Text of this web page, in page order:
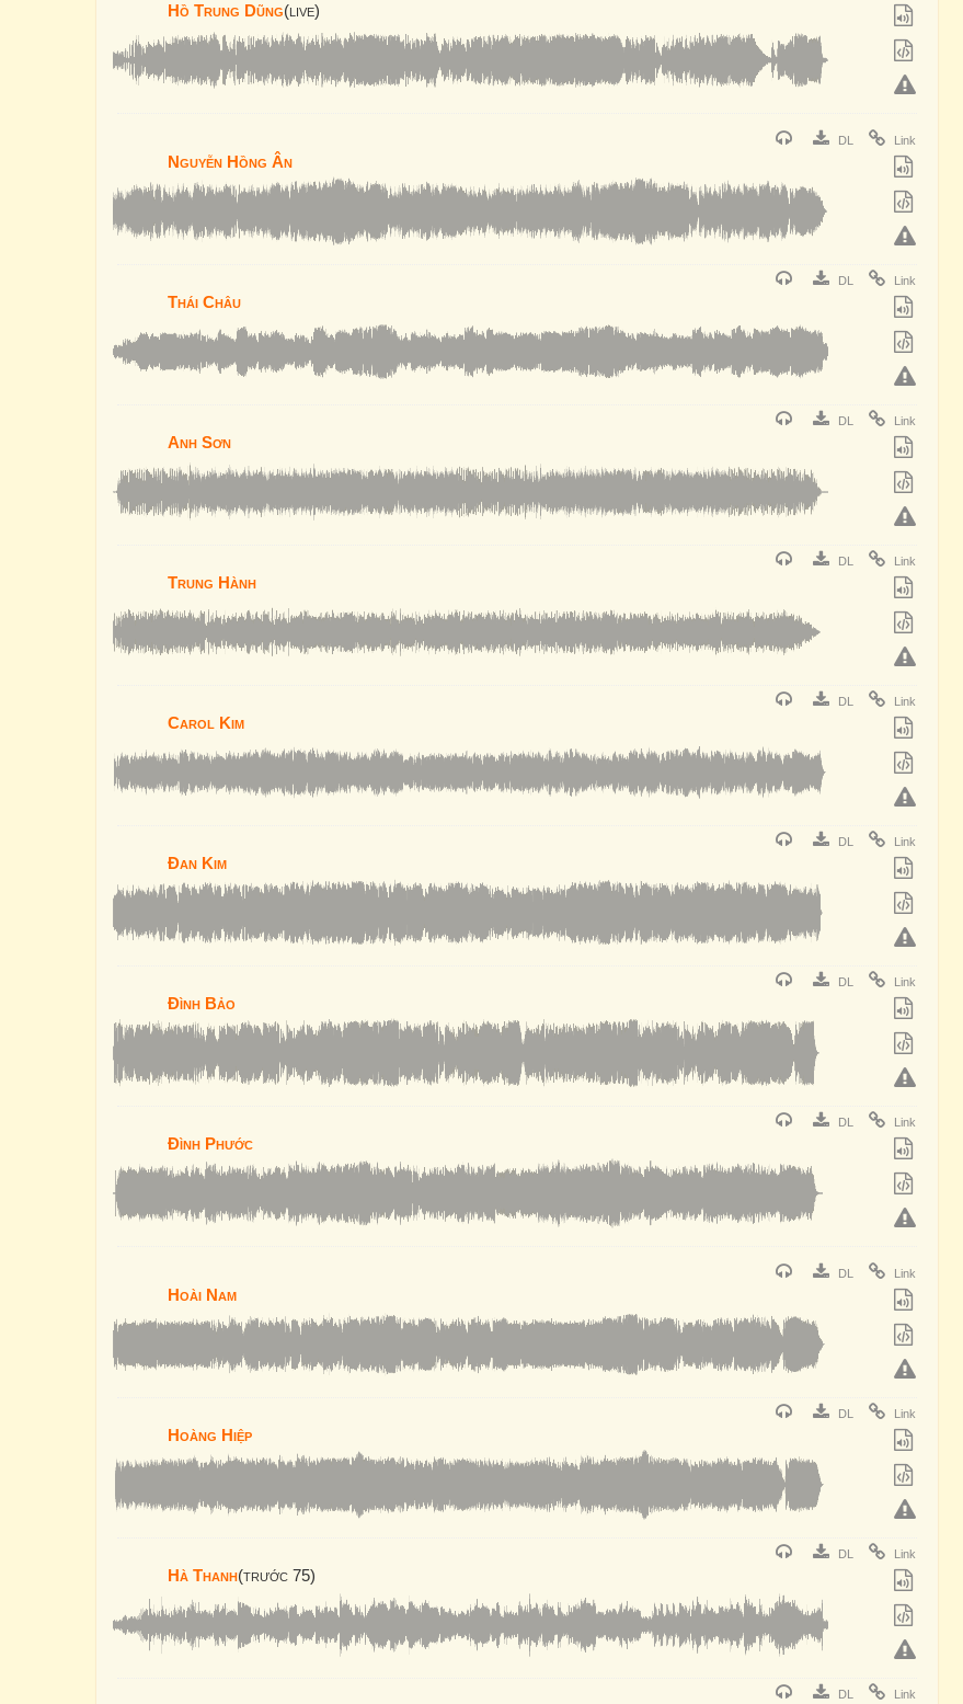
Hồ Trung Dũng(live)
DL Link
Nguyễn Hồng Ân
DL Link
Thái Châu
DL Link
Anh Sơn
DL Link
Trung Hành
DL Link
Carol Kim
DL Link
Đan Kim
DL Link
Đình Bảo
DL Link
Đình Phước
DL Link
Hoài Nam
DL Link
Hoàng Hiệp
DL Link
Hà Thanh(trước 75)
DL Link